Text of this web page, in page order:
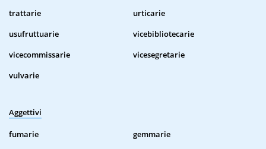
trattarie
urticarie
usufruttuarie
vicebibliotecarie
vicecommissarie
vicesegretarie
vulvarie
Aggettivi
fumarie
gemmarie